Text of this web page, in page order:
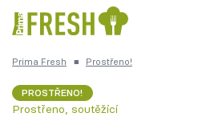
Česká kuchyně
Prima Fresh ■ Prostřeno!
PROSTŘENO!
Prostřeno, soutěžící